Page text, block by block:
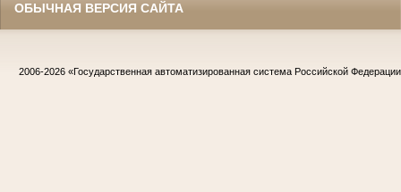
ОБЫЧНАЯ ВЕРСИЯ САЙТА
2006-2026 «Государственная автоматизированная система Российской